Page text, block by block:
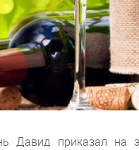
Давид приказал на